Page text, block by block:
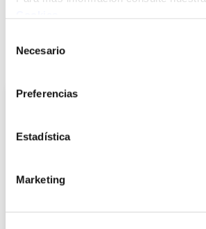
Necesario
Preferencias
Estadística
Marketing